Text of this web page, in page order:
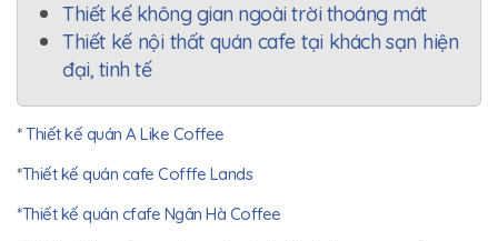
Thiết kế không gian ngoài trời thoáng mát
Thiết kế nội thất quán cafe tại khách sạn hiện
đại, tinh tế
*Thiết kế quán A Like Coffee
*Thiết kế quán cafe Cofffe Lands
*Thiết kế quán cfafe Ngân Hà Coffee